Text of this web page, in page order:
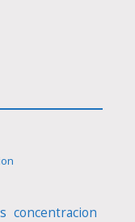
concentracion